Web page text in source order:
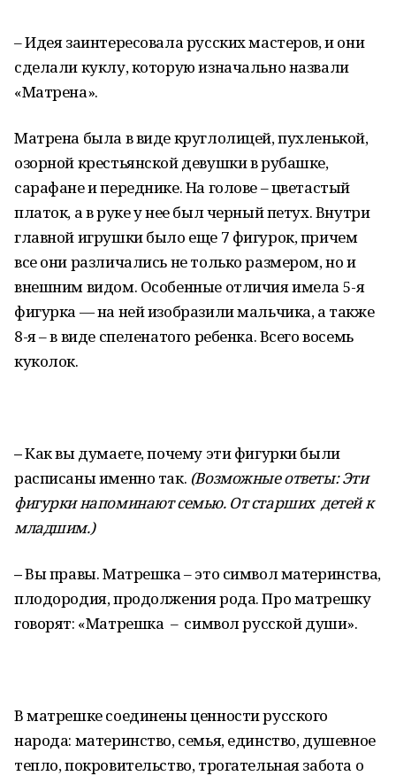
– Идея заинтересовала русских мастеров, и они
сделали куклу, которую изначально назвали
«Матрена».
Матрена была в виде круглолицей, пухленькой,
озорной крестьянской девушки в рубашке,
сарафане и переднике. На голове – цветастый
платок, а в руке у нее был черный петух. Внутри
главной игрушки было еще 7 фигурок, причем
все они различались не только размером, но и
внешним видом. Особенные отличия имела 5-я
фигурка — на ней изобразили мальчика, а также
8-я – в виде спеленатого ребенка. Всего восемь
куколок.
–Как вы думаете, почему эти фигурки были
расписаны именно так. (Возможные ответы: Эти
фигурки напоминают семью. От старших детей к
младшим.)
–Вы правы. Матрешка – это символ материнства,
плодородия, продолжения рода. Про матрешку
говорят: «Матрешка – символ русской души».
В матрешке соединены ценности русского
народа: материнство, семья, единство, душевное
тепло, покровительство, трогательная забота о